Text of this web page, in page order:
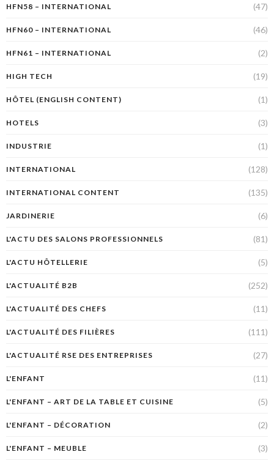
HFN58 – INTERNATIONAL (47)
HFN60 – INTERNATIONAL (46)
HFN61 – INTERNATIONAL (2)
HIGH TECH (19)
HÔTEL (ENGLISH CONTENT) (1)
HOTELS (3)
INDUSTRIE (1)
INTERNATIONAL (128)
INTERNATIONAL CONTENT (135)
JARDINERIE (6)
L'ACTU DES SALONS PROFESSIONNELS (81)
L'ACTU HÔTELLERIE (5)
L'ACTUALITÉ B2B (252)
L'ACTUALITÉ DES CHEFS (11)
L'ACTUALITÉ DES FILIÈRES (111)
L'ACTUALITÉ RSE DES ENTREPRISES (27)
L'ENFANT (11)
L'ENFANT – ART DE LA TABLE ET CUISINE (5)
L'ENFANT – DÉCORATION (2)
L'ENFANT – MEUBLE (3)